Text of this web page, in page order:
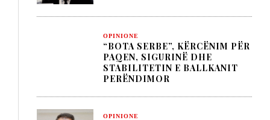
OPINIONE
“BOTA SERBE”, KËRCËNIM PËR
PAQEN, SIGURINË DHE
STABILITETIN E BALLKANIT
PERËNDIMOR
OPINIONE